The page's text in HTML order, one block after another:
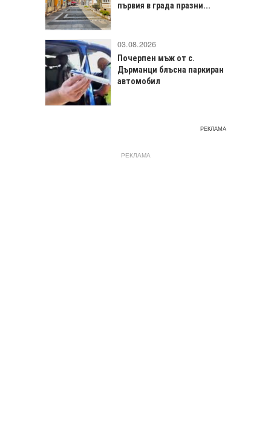
първия в града празни...
03.08.2026
Почерпен мъж от с.
Дърманци блъсна паркиран
автомобил
РЕКЛАМА
РЕКЛАМА